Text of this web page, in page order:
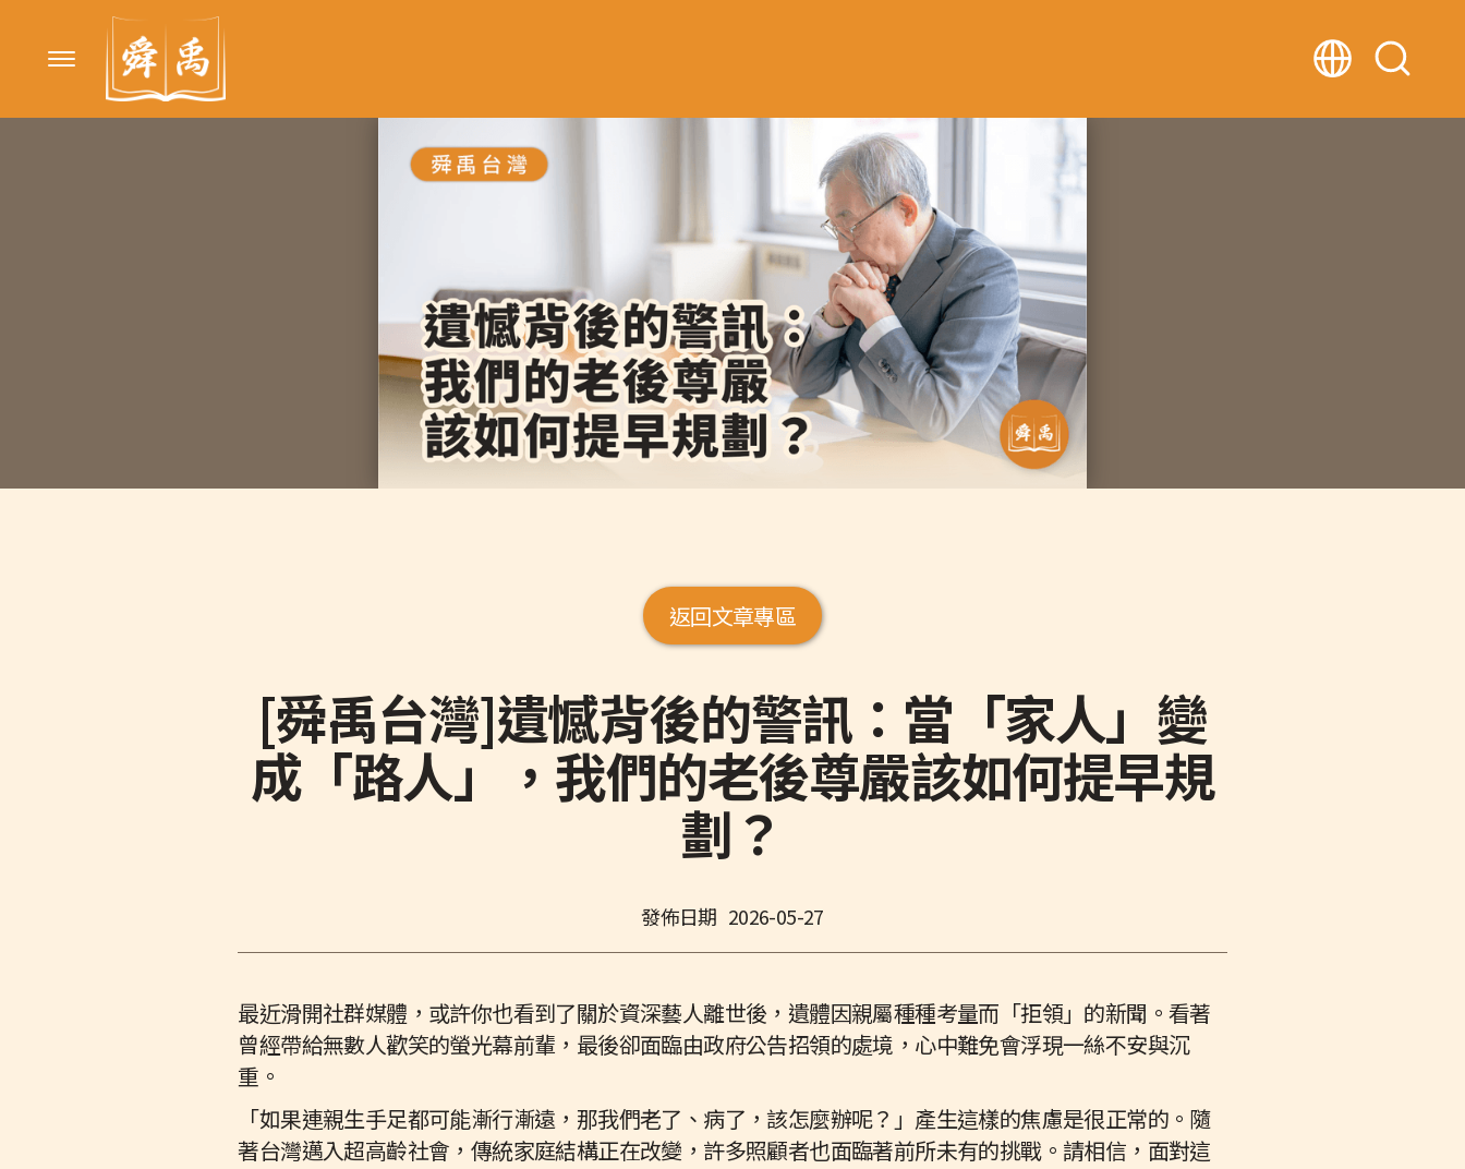
返回文章專區
[舜禹台灣]遺憾背後的警訊：當「家人」變
成「路人」，我們的老後尊嚴該如何提早規
劃？
發佈日期 2026-05-27
最近滑開社群媒體，或許你也看到了關於資深藝人離世後，遺體因親屬種種考量而「拒領」的新聞。看著
曾經帶給無數人歡笑的螢光幕前輩，最後卻面臨由政府公告招領的處境，心中難免會浮現一絲不安與沉
重。
「如果連親生手足都可能漸行漸遠，那我們老了、病了，該怎麼辦呢？」產生這樣的焦慮是很正常的。隨
著台灣邁入超高齡社會，傳統家庭結構正在改變，許多照顧者也面臨著前所未有的挑戰。請相信，面對這